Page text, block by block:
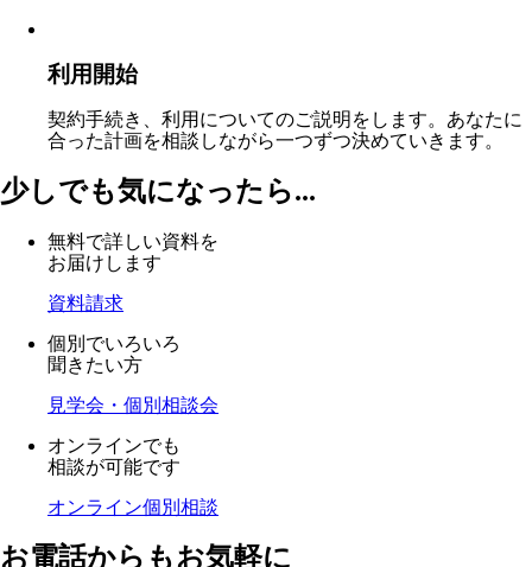
利用開始
契約手続き、利用についてのご説明をします。あなたに
合った計画を相談しながら一つずつ決めていきます。
少しでも気になったら...
無料で詳しい資料を
お届けします
資料請求
個別でいろいろ
聞きたい方
見学会・個別相談会
オンラインでも
相談が可能です
オンライン個別相談
お電話からもお気軽に